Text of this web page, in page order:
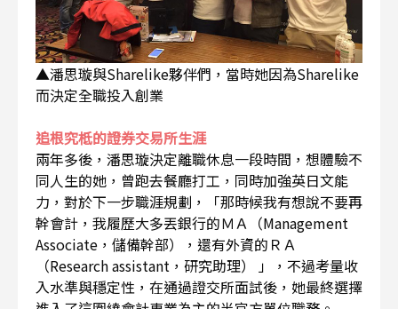
▲潘思璇與Sharelike夥伴們，當時她因為Sharelike
而決定全職投入創業
追根究柢的證券交易所生涯
兩年多後，潘思璇決定離職休息一段時間，想體驗不
同人生的她，曾跑去餐廳打工，同時加強英日文能
力，對於下一步職涯規劃，「那時候我有想說不要再
幹會計，我履歷大多丟銀行的ＭＡ（Management
Associate，儲備幹部），還有外資的ＲＡ
（Research assistant，研究助理） 」，不過考量收
入水準與穩定性，在通過證交所面試後，她最終選擇